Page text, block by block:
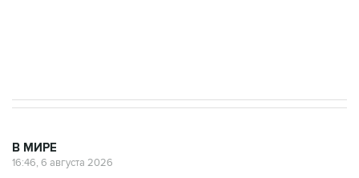
В МИРЕ
16:46, 6 августа 2026